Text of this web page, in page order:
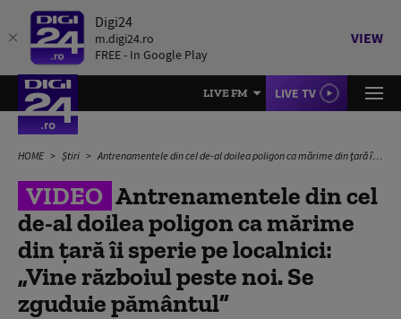
Digi24
m.digi24.ro
FREE - In Google Play
VIEW
LIVE FM LIVE TV
HOME Știri Antrenamentele din cel de-al doilea poligon ca mărime din ţară îi sperie pe localnici: „Vine războiul peste noi. Se zguduie pământul”
VIDEO Antrenamentele din cel
de-al doilea poligon ca mărime
din ţară îi sperie pe localnici:
„Vine războiul peste noi. Se
zguduie pământul”